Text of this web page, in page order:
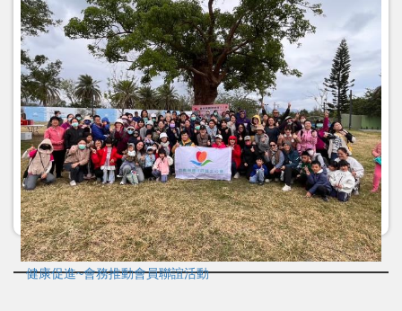
5/9(w五)114年護師節慶祝大會暨頒獎聯誼活動
健康促進~會務推動會員聯誼活動